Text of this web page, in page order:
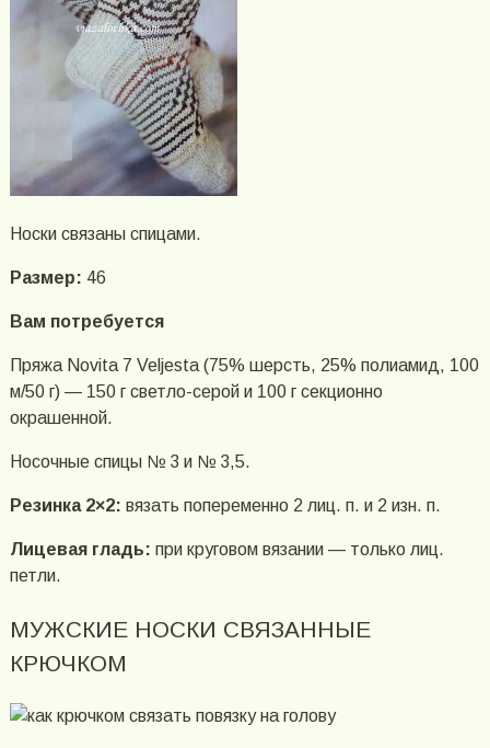
Носки связаны спицами.
Размер: 46
Вам потребуется
Пряжа Novita 7 Veljesta (75% шерсть, 25% полиамид, 100
м/50 г) — 150 г светло-серой и 100 г секционно
окрашенной.
Носочные спицы № 3 и № 3,5.
Резинка 2×2: вязать попеременно 2 лиц. п. и 2 изн. п.
Лицевая гладь: при круговом вязании — только лиц.
петли.
МУЖСКИЕ НОСКИ СВЯЗАННЫЕ
КРЮЧКОМ